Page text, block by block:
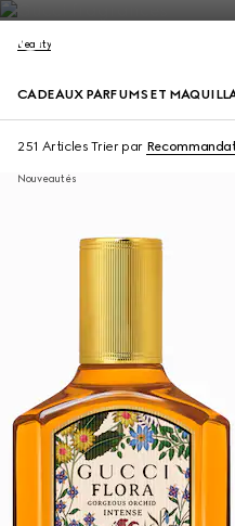
Beauty
CADEAUX PARFUMS ET
251 Articles Trier par
Nouveautés